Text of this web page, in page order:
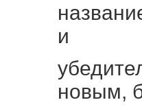
и
новым,